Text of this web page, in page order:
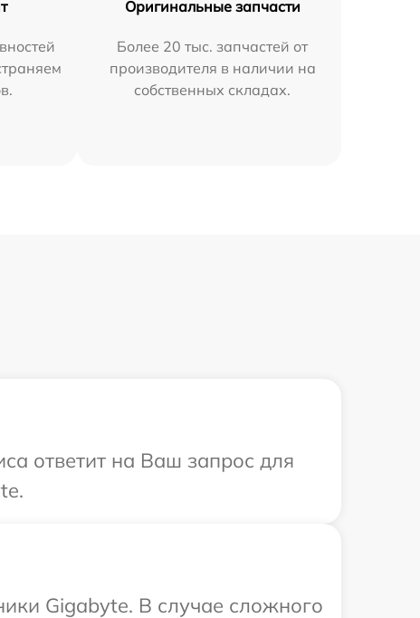
Оригинальные запчасти
Более 20 тыс. запчастей от
производителя в наличии на
собственных складах.
ответит на Ваш запрос для
Gigabyte. В случае сложного